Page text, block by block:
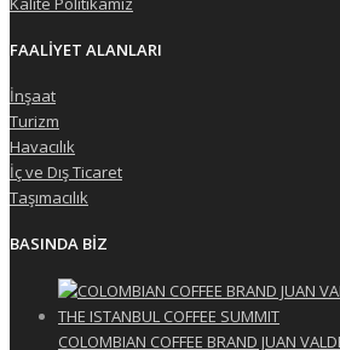
FAALİYET ALANLARI
İnşaat
Turizm
Havacılık
İç ve Dış Ticaret
Taşımacılık
BASINDA BİZ
COLOMBIAN COFFEE BRAND JUAN